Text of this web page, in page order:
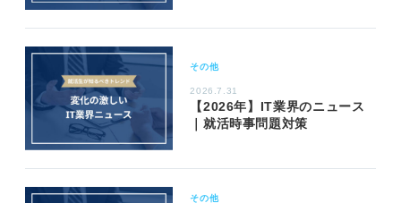
その他
2026.7.31
【2026年】IT業界のニュース
｜就活時事問題対策
その他